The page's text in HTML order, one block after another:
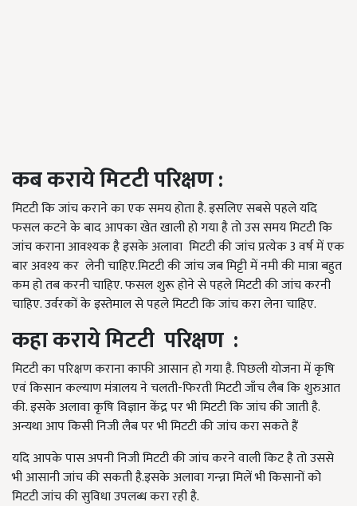
कब कराये मिटटी परिक्षण :
मिटटी कि जांच कराने का एक समय होता है. इसलिए सबसे पहले यदि
फसल कटने के बाद आपका खेत खाली हो गया है तो उस समय मिटटी कि
जांच कराना आवश्यक है इसके अलावा मिटटी की जांच प्रत्येक 3वर्ष में एक
बार अवश्य कर लेनी चाहिए.मिटटी की जांच जब मिट्टी में नमी की मात्रा बहुत
कम हो तब करनी चाहिए. फसल शुरू होने से पहले मिटटी की जांच करनी
चाहिए. उर्वरकों के इस्तेमाल से पहले मिटटी कि जांच करा लेना चाहिए.
कहा कराये मिटटी परिक्षण :
मिटटी का परिक्षण कराना काफी आसान हो गया है. पिछली योजना में कृषि
एवं किसान कल्याण मंत्रालय ने चलती-फिरती मिटटी जाँच लैब कि शुरुआत
की. इसके अलावा कृषि विज्ञान केंद्र पर भी मिटटी कि जांच की जाती है.
अन्यथा आप किसी निजी लैब पर भी मिटटी की जांच करा सकते हैं
यदि आपके पास अपनी निजी मिटटी की जांच करने वाली किट है तो उससे
भी आसानी जांच की सकती है.इसके अलावा गन्न्ना मिलें भी किसानों को
मिटटी जांच की सुविधा उपलब्ध करा रही है.